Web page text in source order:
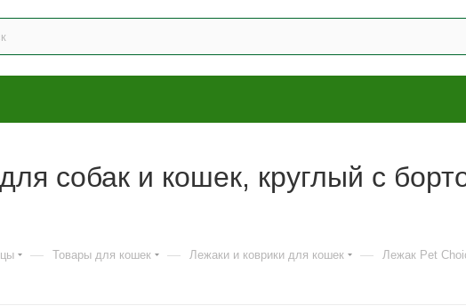
собак и кошек, круглый с
— Товары для кошек — Лежаки и коврики для кошек — Лежак Pet